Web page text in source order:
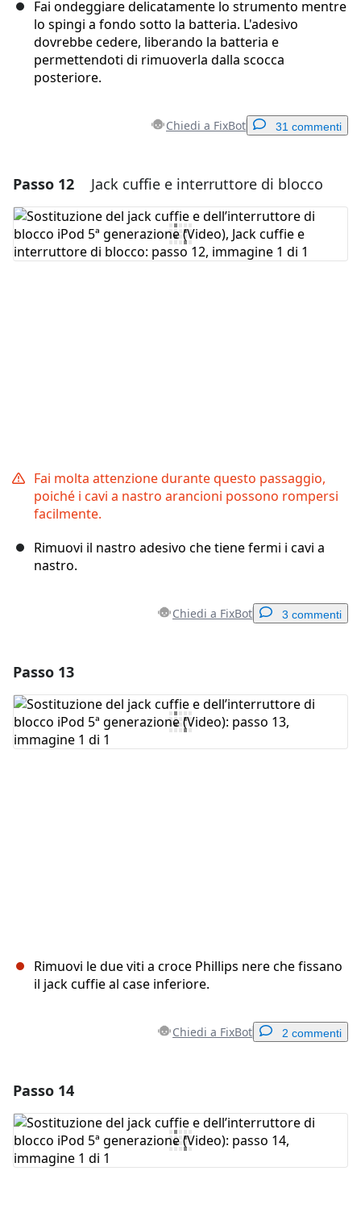
Fai ondeggiare delicatamente lo strumento mentre
lo spingi a fondo sotto la batteria. L'adesivo
dovrebbe cedere, liberando la batteria e
permettendoti di rimuoverla dalla scocca
posteriore.
Chiedi a FixBot 31 commenti
Aggiungi un commento
Aggiungi Commento
Passo 12 Jack cuffie e interruttore di blocco
Fai molta attenzione durante questo passaggio,
poiché i cavi a nastro arancioni possono rompersi
facilmente.
Rimuovi il nastro adesivo che tiene fermi i cavi a
nastro.
Chiedi a FixBot 3 commenti
Aggiungi Commento
Passo 13
Rimuovi le due viti a croce Phillips nere che fissano
il jack cuffie al case inferiore.
Chiedi a FixBot 2 commenti
Aggiungi Commento
Passo 14